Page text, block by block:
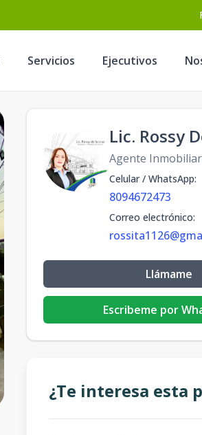
Servicios Ejecutivos
Lic. Rossy
Agente
Celular / WhatsApp:
8094672473
Correo electrónico:
Llámame
Escribeme por
¿Te interesa esta